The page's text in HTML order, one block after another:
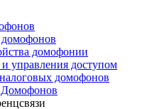
домофонии
управления доступом
домофонов
Домофонов